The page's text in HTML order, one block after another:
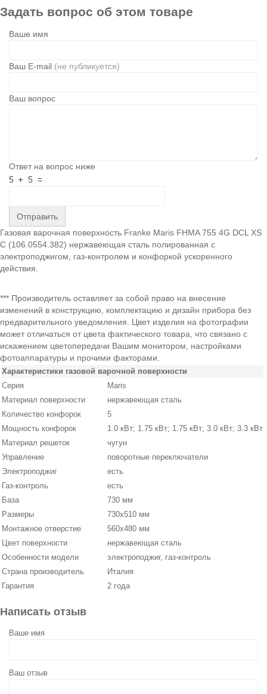
Задать вопрос об этом товаре
Ваше имя
Ваш E-mail (не публикуется)
Ваш вопрос
Ответ на вопрос ниже
Отправить
Газовая варочная поверхность Franke Maris FHMA 755 4G DCL XS
C (106.0554.382) нержавеющая сталь полированная с
электроподжигом, газ-контролем и конфоркой ускоренного
действия.
*** Производитель оставляет за собой право на внесение
изменений в конструкцию, комплектацию и дизайн прибора без
предварительного уведомления. Цвет изделия на фотографии
может отличаться от цвета фактического товара, что связано с
искажением цветопередачи Вашим монитором, настройками
фотоаппаратуры и прочими факторами.
Характеристики газовой варочной поверхности
Серия
Maris
Материал поверхности
нержавеющая сталь
Количество конфорок
5
Мощность конфорок
1.0 кВт; 1.75 кВт; 1.75 кВт; 3.0 кВт; 3.3 кВт
Материал решеток
чугун
Управление
поворотные переключатели
Электроподжиг
есть
Газ-контроль
есть
База
730 мм
Размеры
730х510 мм
Монтажное отверстие
560х480 мм
Цвет поверхности
нержавеющая сталь
Особенности модели
электроподжиг, газ-контроль
Страна производитель
Италия
Гарантия
2 года
Написать отзыв
Ваше имя
Ваш отзыв